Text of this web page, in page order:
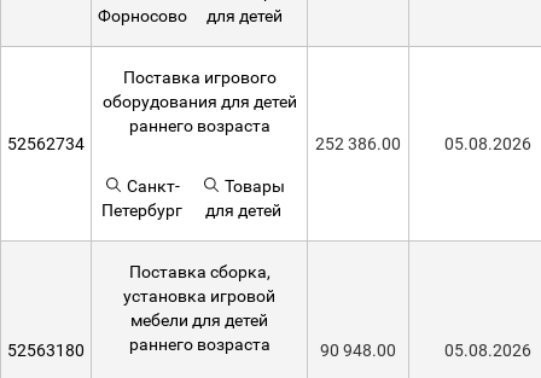
Форносово
для детей
52562734
Поставка игрового
оборудования для детей
раннего возраста
Санкт-
Петербург
Товары
для детей
252 386.00 05.08.2026
52563180
Поставка сборка,
установка игровой
мебели для детей
раннего возраста
90 948.00 05.08.2026